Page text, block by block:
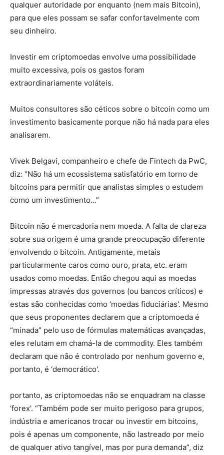
qualquer autoridade por enquanto (nem mais Bitcoin),
para que eles possam se safar confortavelmente com
seu dinheiro.
Investir em criptomoedas envolve uma possibilidade
muito excessiva, pois os gastos foram
extraordinariamente voláteis.
Muitos consultores são céticos sobre o bitcoin como um
investimento basicamente porque não há nada para eles
analisarem.
Vivek Belgavi, companheiro e chefe de Fintech da PwC,
diz: “Não há um ecossistema satisfatório em torno de
bitcoins para permitir que analistas simples o estudem
como um investimento…”
Bitcoin não é mercadoria nem moeda. A falta de clareza
sobre sua origem é uma grande preocupação diferente
envolvendo o bitcoin. Antigamente, metais
particularmente caros como ouro, prata, etc. eram
usados ​​como moedas. Então chegou aqui as moedas
impressas através dos governos (ou bancos críticos) e
estas são conhecidas como ‘moedas fiduciárias'. Mesmo
que seus proponentes declarem que a criptomoeda é
“minada” pelo uso de fórmulas matemáticas avançadas,
eles relutam em chamá-la de commodity. Eles também
declaram que não é controlado por nenhum governo e,
portanto, é ‘democrático'.
portanto, as criptomoedas não se enquadram na classe
‘forex'. “Também pode ser muito perigoso para grupos,
indústria e americanos trocar ou investir em bitcoins,
pois é apenas um componente, não lastreado por meio
de qualquer ativo tangível, mas por pura demanda”, diz